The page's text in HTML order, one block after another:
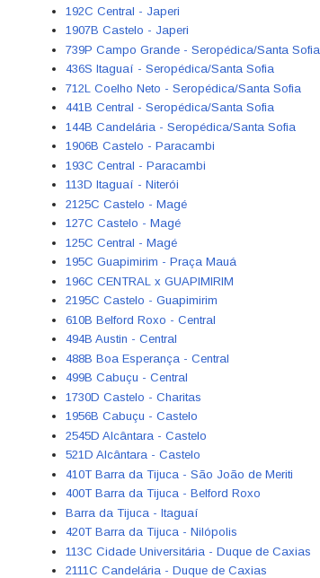
192C Central - Japeri
1907B Castelo - Japeri
739P Campo Grande - Seropédica/Santa Sofia
436S Itaguaí - Seropédica/Santa Sofia
712L Coelho Neto - Seropédica/Santa Sofia
441B Central - Seropédica/Santa Sofia
144B Candelária - Seropédica/Santa Sofia
1906B Castelo - Paracambi
193C Central - Paracambi
113D Itaguaí - Niterói
2125C Castelo - Magé
127C Castelo - Magé
125C Central - Magé
195C Guapimirim - Praça Mauá
196C CENTRAL x GUAPIMIRIM
2195C Castelo - Guapimirim
610B Belford Roxo - Central
494B Austin - Central
488B Boa Esperança - Central
499B Cabuçu - Central
1730D Castelo - Charitas
1956B Cabuçu - Castelo
2545D Alcântara - Castelo
521D Alcântara - Castelo
410T Barra da Tijuca - São João de Meriti
400T Barra da Tijuca - Belford Roxo
Barra da Tijuca - Itaguaí
420T Barra da Tijuca - Nilópolis
113C Cidade Universitária - Duque de Caxias
2111C Candelária - Duque de Caxias